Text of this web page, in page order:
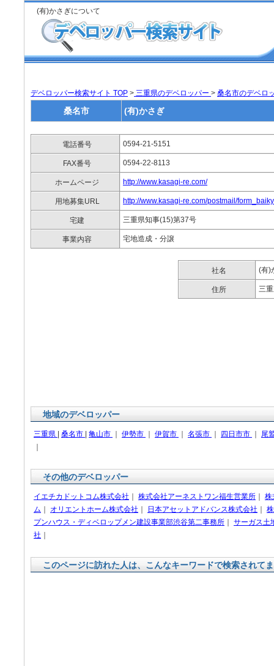
(有)かさぎについて
デベロッパー検索サイト TOP > 三重県のデベロッパー > 桑名市のデベロ
桑名市 (有)かさぎ
電話番号 0594-21-5151
FAX番号 0594-22-8113
ホームページ http://www.kasagi-re.com/
用地募集URL http://www.kasagi-re.com/postmail/
宅建 三重県知事(15)第37号
事業内容 宅地造成・分譲
社名 (有)
住所 三
地域のデベロッパー
三重県 桑名市 亀山市 伊勢市 伊賀市 名張市 四日市市
尾
その他のデベロッパー
イエチカドットコム株式会社 株式会社アーネストワン福生営業所
株
ム
オリエントホーム株式会社 日本アセットアドバンス株式会社
プンハウス・ディベロップメン建設事業部渋谷第二事務所
サーガス土
社
このページに訪れた人は、こんなキーワードで検索されて